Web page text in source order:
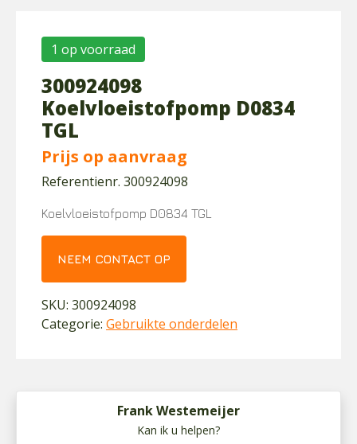
1 op voorraad
300924098
Koelvloeistofpomp D0834
TGL
Prijs op aanvraag
Referentienr. 300924098
Koelvloeistofpomp D0834 TGL
NEEM CONTACT OP
SKU: 300924098
Categorie: Gebruikte onderdelen
Frank Westemeijer
Kan ik u helpen?